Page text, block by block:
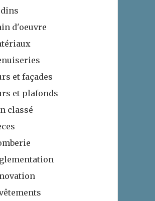
d'oeuvre
et façades
et plafonds
classé